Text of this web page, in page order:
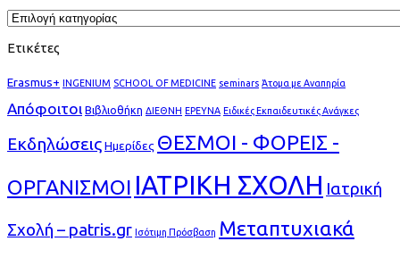
Κατηγορίες
Ετικέτες
Erasmus+ INGENIUM SCHOOL OF MEDICINE seminars Άτομα με Αναπηρία
Απόφοιτοι Βιβλιοθήκη ΔΙΕΘΝΗ ΕΡΕΥΝΑ Ειδικές Εκπαιδευτικές Ανάγκες
ΕκδηλώσειςΗμερίδες ΘΕΣΜΟΙ - ΦΟΡΕΙΣ -
ΟΡΓΑΝΙΣΜΟΙ ΙΑΤΡΙΚΗ ΣΧΟΛΗ Ιατρική
Σχολή – patris.gr Ισότιμη Πρόσβαση Μεταπτυχιακά